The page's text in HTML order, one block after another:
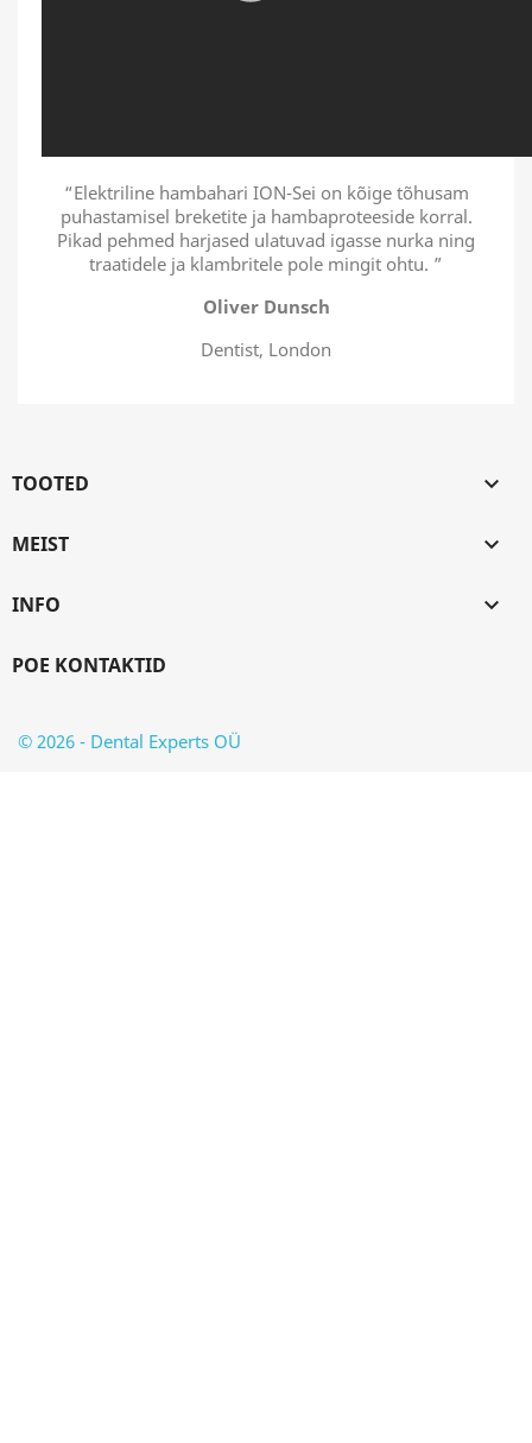
“Elektriline hambahari ION-Sei on kõige tõhusam
puhastamisel breketite ja hambaproteeside korral.
Pikad pehmed harjased ulatuvad igasse nurka ning
traatidele ja klambritele pole mingit ohtu. ”
Oliver Dunsch
Dentist, London
TOOTED 
MEIST 
INFO 
POE KONTAKTID
© 2026 - Dental Experts OÜ